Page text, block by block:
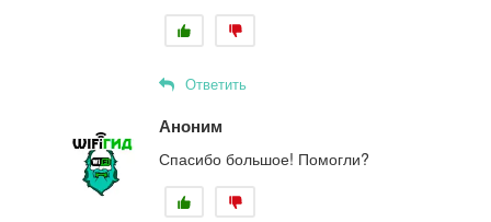
Ответить
Аноним
Спасибо большое! Помогли?